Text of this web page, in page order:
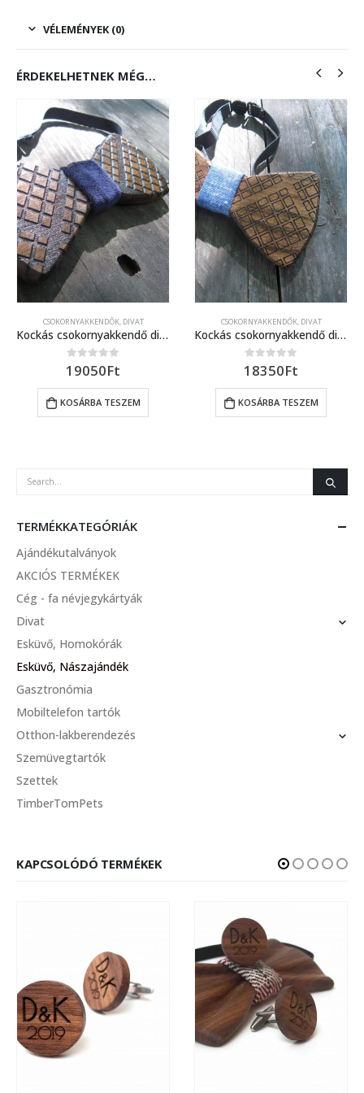
VÉLEMÉNYEK (0)
ÉRDEKELHETNEK MÉG…
CSOKORNYAKKENDŐK, DIVAT
Kockás csokornyakkendő diófából 2.
0 out of 5
19050Ft
KOSÁRBA TESZEM
CSOKORNYAKKENDŐK, DIVAT
Kockás csokornyakkendő diófából
0 out of 5
18350Ft
KOSÁRBA TESZEM
TERMÉKKATEGÓRIÁK
Ajándékutalványok
AKCIÓS TERMÉKEK
Cég - fa névjegykártyák
Divat
Esküvő, Homokórák
Esküvő, Nászajándék
Gasztronómia
Mobiltelefon tartók
Otthon-lakberendezés
Szemüvegtartók
Szettek
TimberTomPets
KAPCSOLÓDÓ TERMÉKEK